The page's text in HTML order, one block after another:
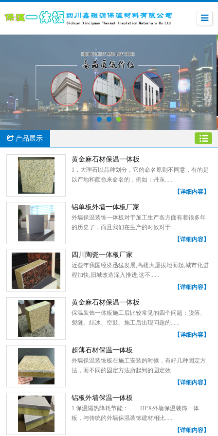
产品展示
黄金麻石材保温一体板
1，大理石以品种划分，它的命名原则不同意，有的是
以产地和颜色来命名的，例如：丹东......
【详细内容】
铝单板外墙一体板厂家
外墙保温装饰一体板对于加工生产各方面有着很多年
的历史了，而且我们在生产的时候对于......
【详细内容】
四川陶瓷一体板厂家
近些年我国经济迅猛发展,高楼大厦拔地而起,城市化进
程加快,旧城改造深入推进,这不......
【详细内容】
黄金麻石材保温一体板
保温装饰一体板施工后比较常见的四个问题：脱落、
裂缝、结冰、空鼓。施工后出现问题的......
【详细内容】
超薄石材保温一体板
外墙保温装饰板在施工安装的时候，有好几种固定方
法，而不同的固定方法所起到的固定效......
【详细内容】
铝板外墙保温一体板
1.保温隔热降耗节能： DPX外墙保温装饰一体
板，与传统的外墙保温装饰建材相比......
【详细内容】